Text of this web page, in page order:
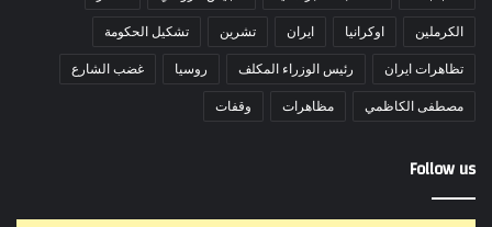
الكرملين اوكرانيا ايران تشرين تشكيل الحكومة
تظاهرات ايران رئيس الوزراء المكلف روسيا غضب الشارع
مصطفى الكاظمي مظاهرات وقفات
Follow us